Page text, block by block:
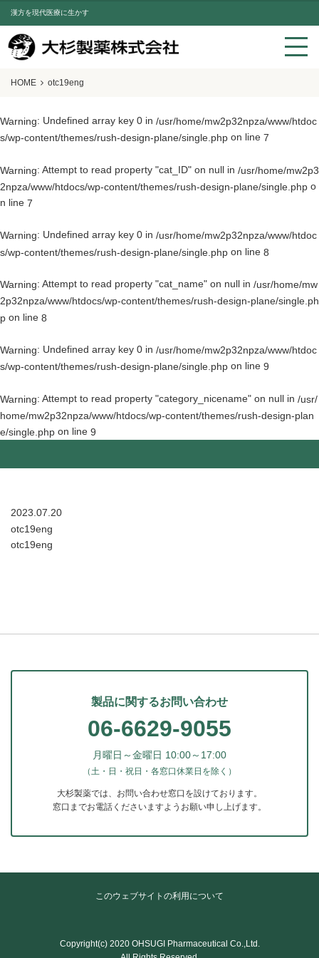
漢方を現代医療に生かす
HOME otc19eng
Warning: Undefined array key 0 in /usr/home/mw2p32npza/www/htdoc
s/wp-content/themes/rush-design-plane/single.php on line 7
Warning: Attempt to read property "cat_ID" on null in /usr/home/mw2p3
2npza/www/htdocs/wp-content/themes/rush-design-plane/single.php o
n line 7
Warning: Undefined array key 0 in /usr/home/mw2p32npza/www/htdoc
s/wp-content/themes/rush-design-plane/single.php on line 8
Warning: Attempt to read property "cat_name" on null in /usr/home/mw
2p32npza/www/htdocs/wp-content/themes/rush-design-plane/single.ph
p on line 8
Warning: Undefined array key 0 in /usr/home/mw2p32npza/www/htdoc
s/wp-content/themes/rush-design-plane/single.php on line 9
Warning: Attempt to read property "category_nicename" on null in /usr/
home/mw2p32npza/www/htdocs/wp-content/themes/rush-design-plan
e/single.php on line 9
2023.07.20
otc19eng
otc19eng
製品に関するお問い合わせ
06-6629-9055
月曜日～金曜日 10:00～17:00
（土・日・祝日・各窓口休業日を除く）
大杉製薬では、お問い合わせ窓口を設けております。
窓口までお電話くださいますようお願い申し上げます。
このウェブサイトの利用について
Copyright(c) 2020 OHSUGI Pharmaceutical Co.,Ltd.